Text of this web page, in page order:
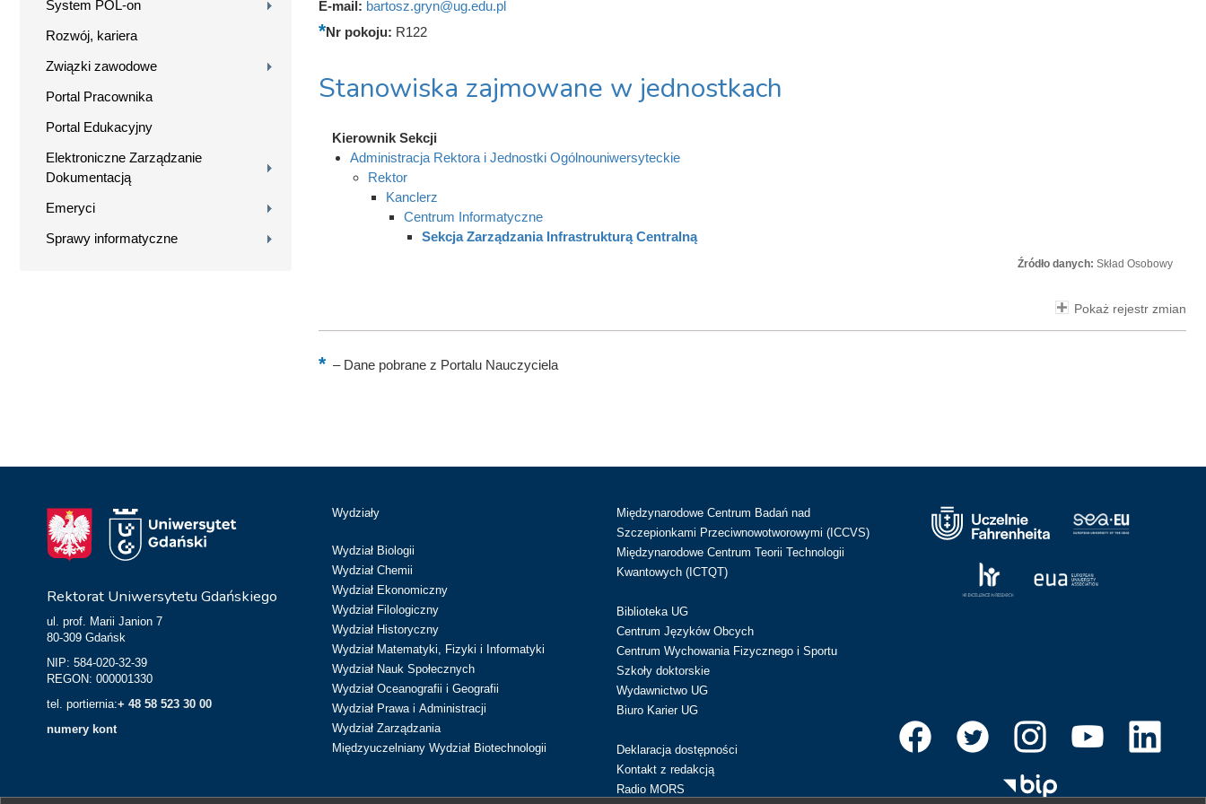
System POL-on
Rozwój, kariera
Związki zawodowe
Portal Pracownika
Portal Edukacyjny
Elektroniczne Zarządzanie
Dokumentacją
Emeryci
Sprawy informatyczne
E-mail: bartosz.gryn@ug.edu.pl
Nr pokoju: R122
Stanowiska zajmowane w jednostkach
Kierownik Sekcji
Administracja Rektora i Jednostki Ogólnouniwersyteckie
Rektor
Kanclerz
Centrum Informatyczne
Sekcja Zarządzania Infrastrukturą Centralną
Źródło danych: Skład Osobowy
Pokaż rejestr zmian
–Dane pobrane z Portalu Nauczyciela
Rektorat Uniwersytetu Gdańskiego
ul. prof. Marii Janion 7
80-309 Gdańsk
NIP: 584-020-32-39
REGON: 000001330
tel. portiernia:+ 48 58 523 30 00
numery kont
Wydziały
Wydział Biologii
Wydział Chemii
Wydział Ekonomiczny
Wydział Filologiczny
Wydział Historyczny
Wydział Matematyki, Fizyki i Informatyki
Wydział Nauk Społecznych
Wydział Oceanografii i Geografii
Wydział Prawa i Administracji
Wydział Zarządzania
Międzyuczelniany Wydział Biotechnologii
Międzynarodowe Centrum Badań nad
Szczepionkami Przeciwnowotworowymi (ICCVS)
Międzynarodowe Centrum Teorii Technologii
Kwantowych (ICTQT)
Biblioteka UG
Centrum Języków Obcych
Centrum Wychowania Fizycznego i Sportu
Szkoły doktorskie
Wydawnictwo UG
Biuro Karier UG
Deklaracja dostępności
Kontakt z redakcją
Radio MORS